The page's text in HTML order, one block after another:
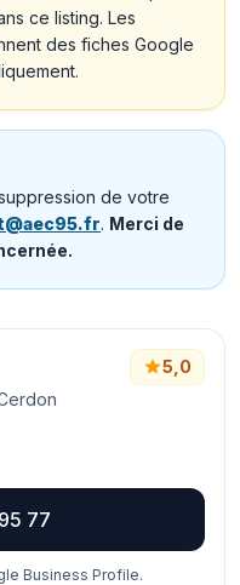
ce listing. Les
des fiches Google
de votre
. Merci de
5,0
77
Business Profile.